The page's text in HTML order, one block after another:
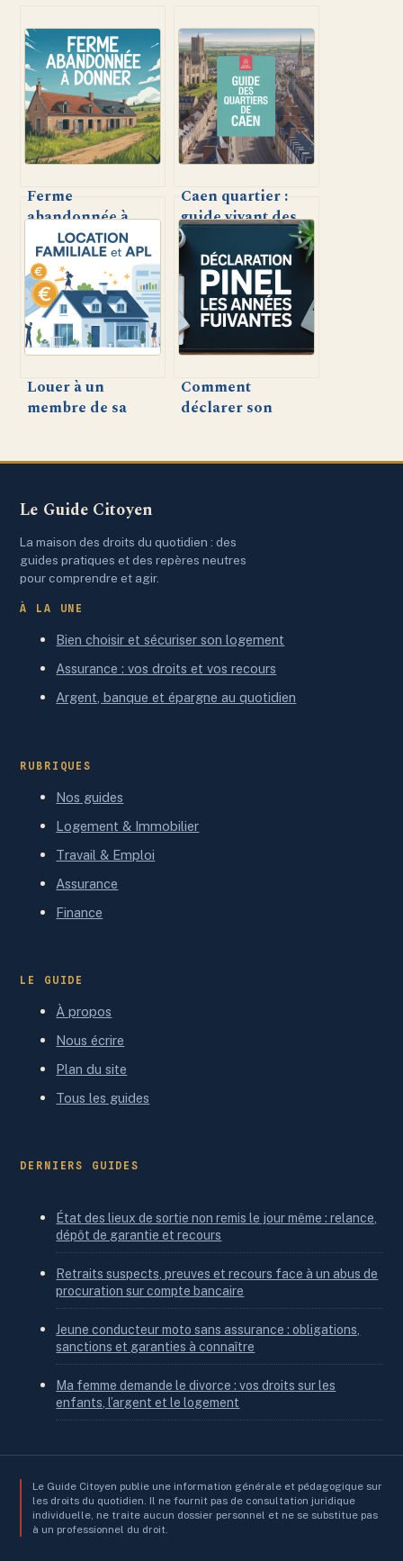
Ferme
abandonnée à
donner : comment
en bénéficier et
quels enjeux ?
Caen quartier :
guide vivant des
meilleurs lieux où
vivre et sortir
Louer à un
membre de sa
faut savoir
Comment
déclarer son
année – Guide
Le Guide Citoyen
La maison des droits du quotidien : des
guides pratiques et des repères neutres
pour comprendre et agir.
À LA UNE
Bien choisir et sécuriser son logement
Assurance : vos droits et vos recours
Argent, banque et épargne au quotidien
RUBRIQUES
Nos guides
Logement & Immobilier
Travail & Emploi
Assurance
Finance
LE GUIDE
À propos
Nous écrire
Plan du site
Tous les guides
DERNIERS GUIDES
État des lieux de sortie non remis le jour même : relance,
dépôt de garantie et recours
Retraits suspects, preuves et recours face à un abus de
procuration sur compte bancaire
Jeune conducteur moto sans assurance : obligations,
sanctions et garanties à connaître
Ma femme demande le divorce : vos droits sur les
enfants, l’argent et le logement
Le Guide Citoyen publie une information générale et pédagogique sur
les droits du quotidien. Il ne fournit pas de consultation juridique
individuelle, ne traite aucun dossier personnel et ne se substitue pas
à un professionnel du droit.